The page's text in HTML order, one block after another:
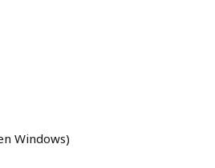
Windows)